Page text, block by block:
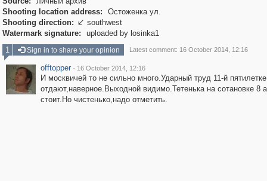
Shooting location address:
Остоженка ул.
Shooting direction:  southwest
Watermark signature:
uploaded by losinka1
1
Sign in to share your opinion Latest comment: 16 October 2014, 12:16
offtopper · 16 October 2014, 12:16
И москвичей то не сильно много.Ударный труд 11-й пятилетке
отдают,наверное.Выходной видимо.Тетенька на сотановке 8
стоит.Но чистенько,надо отметить.